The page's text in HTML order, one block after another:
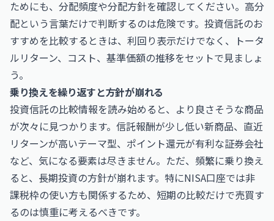
ためにも、分配頻度や分配方針を確認してください。高分
配という言葉だけで判断するのは危険です。投資信託のお
すすめを比較するときは、利回り表示だけでなく、トータ
ルリターン、コスト、基準価額の推移をセットで見ましょ
う。
乗り換えを繰り返すと方針が崩れる
投資信託の比較情報を読み始めると、より良さそうな商品
が次々に見つかります。信託報酬が少し低い新商品、直近
リターンが高いテーマ型、ポイント還元が有利な証券会社
など、気になる要素は尽きません。ただ、頻繁に乗り換え
ると、長期投資の方針が崩れます。特にNISA口座では非
課税枠の使い方も関係するため、短期の比較だけで売買す
るのは慎重に考えるべきです。